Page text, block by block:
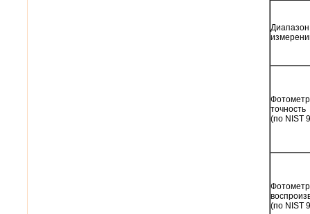
Диапазон
точность
(по NIST
(по NIST